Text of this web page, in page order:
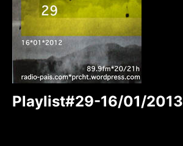
Playlist#29-16/01/2013